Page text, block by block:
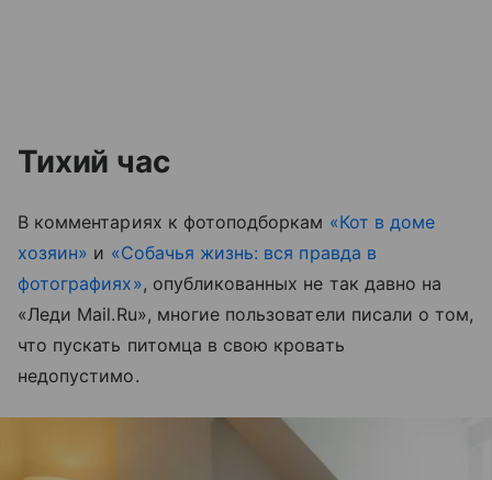
Тихий час
В комментариях к фотоподборкам «Кот в доме
хозяин» и «Собачья жизнь: вся правда в
фотографиях», опубликованных не так давно на
«Леди Mail.Ru», многие пользователи писали о том,
что пускать питомца в свою кровать
недопустимо.